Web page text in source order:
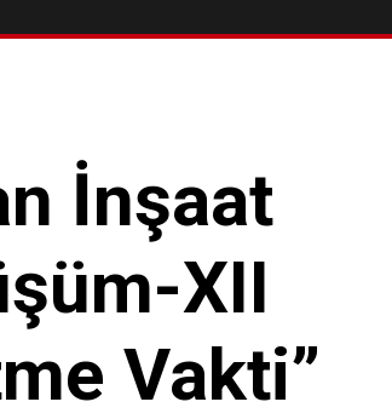
İnşaat
XII
Vakti”